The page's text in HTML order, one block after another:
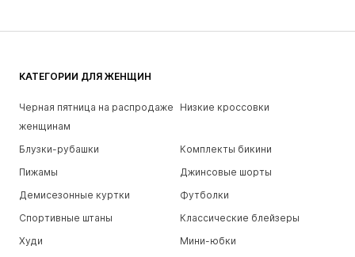
КАТЕГОРИИ ДЛЯ ЖЕНЩИН
Черная пятница на распродаже
женщинам
Низкие кроссовки
Блузки-рубашки
Комплекты бикини
Пижамы
Джинсовые шорты
Демисезонные куртки
Футболки
Спортивные штаны
Классические блейзеры
Худи
Мини-юбки